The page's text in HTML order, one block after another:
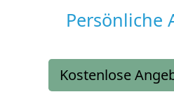
Persönliche
Kostenlose